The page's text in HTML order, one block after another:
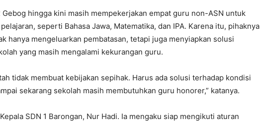
Gebog hingga kini masih mempekerjakan empat guru non-ASN untuk
seperti Bahasa Jawa, Matematika, dan IPA. Karena itu, pihaknya
hanya mengeluarkan pembatasan, tetapi juga menyiapkan solusi
yang masih mengalami kekurangan guru.
tidak membuat kebijakan sepihak. Harus ada solusi terhadap kondisi
sekarang sekolah masih membutuhkan guru honorer,” katanya.
SDN 1 Barongan, Nur Hadi. Ia mengaku siap mengikuti aturan